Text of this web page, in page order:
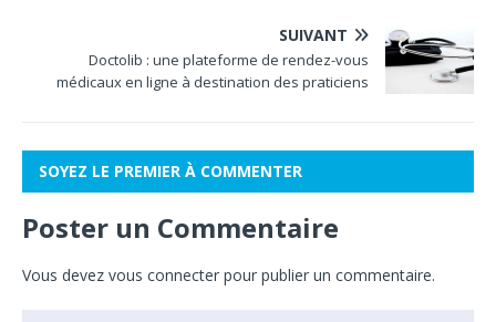
SUIVANT
Doctolib : une plateforme de rendez-vous
médicaux en ligne à destination des praticiens
SOYEZ LE PREMIER À COMMENTER
Poster un Commentaire
Vous devez vous connecter pour publier un commentaire.